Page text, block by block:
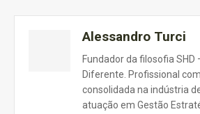
Alessandro Turci
Fundador da filosofia SHD
Diferente. Profissional
consolidada na indústria
atuação em Gestão